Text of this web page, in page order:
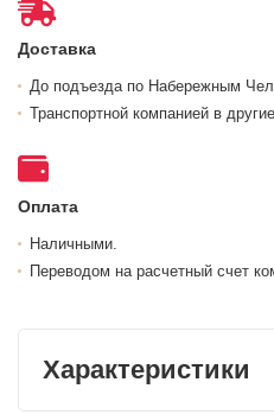
Доставка
До подъезда по Набережным
Транспортной компанией в
Оплата
Наличными.
Переводом на расчетный счет
Характеристики